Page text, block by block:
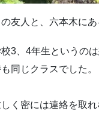
友人と、六本木に
3、4年生というの
同じクラスでした。
く密には連絡を取